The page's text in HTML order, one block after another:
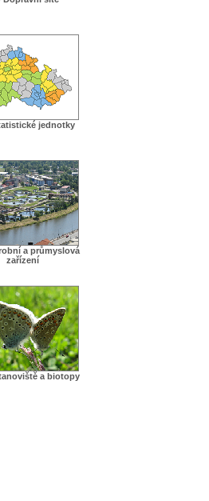
jednotky
a průmyslová
zařízení
a biotopy